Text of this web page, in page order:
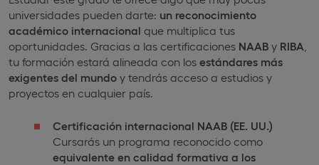
universidades pueden darte: un reconocimiento
académico internacional que multiplica tus
oportunidades. Gracias a las certificaciones NAAB y RIBA
tu formación estará alineada con los estándares más
exigentes del mundo y tendrás acceso a estudios y
proyectos en cualquier país.
Certificación internacional NAAB (EE. UU.)
Cursarás un programa reconocido como
equivalente en calidad formativa a los